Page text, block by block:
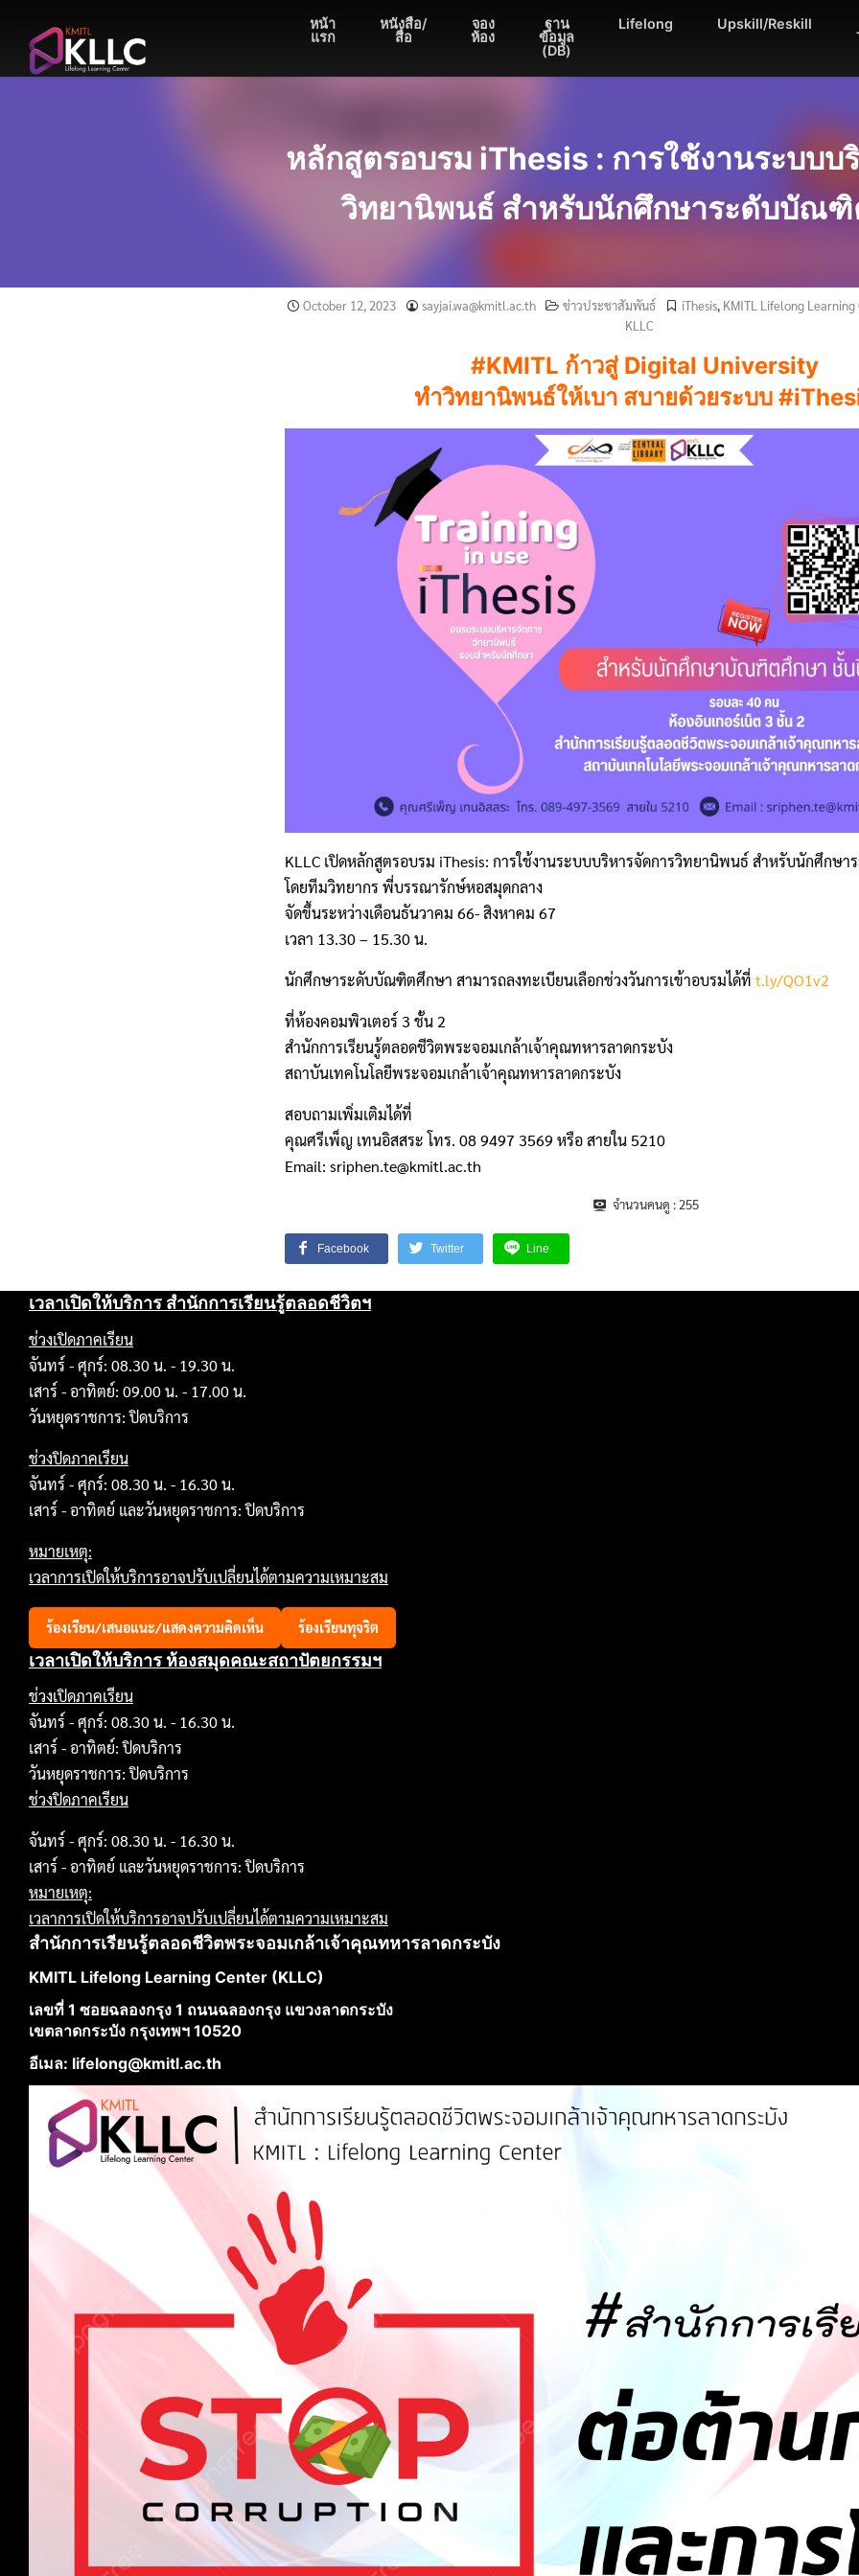
content
หน้า
แรก
หนังสือ/
สื่อ
จอง
ห้อง
ฐาน
ข้อมูล
(DB)
Lifelong Upskill/Reskill
หลักสูตรอบรม iThesis : การใช้งานระบบบ
วิทยานิพนธ์ สำหรับนักศึกษาระดับบัณ
October 12, 2023 sayjai.wa@kmitl.ac.th ข่าวประชาสัมพันธ์ iThesis, KMITL Lifelong Learning
KLLC
#KMITL ก้าวสู่ Digital University
ทำวิทยานิพนธ์ให้เบา สบายด้วยระบบ
KLLC เปิดหลักสูตรอบรม iThesis: การใช้งานระบบบริหารจัดการวิทยานิพนธ์ สำหรับนักศึกษ
โดยทีมวิทยากร พี่บรรณารักษ์หอสมุดกลาง
จัดขึ้นระหว่างเดือนธันวาคม 66- สิงหาคม 67
เวลา 13.30 – 15.30 น.
นักศึกษาระดับบัณฑิตศึกษา สามารถลงทะเบียนเลือกช่วงวันการเข้าอบรมได้ที่ t.ly/QO1v2
ที่ห้องคอมพิวเตอร์ 3 ชั้น 2
สำนักการเรียนรู้ตลอดชีวิตพระจอมเกล้าเจ้าคุณทหารลาดกระบัง
สถาบันเทคโนโลยีพระจอมเกล้าเจ้าคุณทหารลาดกระบัง
สอบถามเพิ่มเติมได้ที่
คุณศรีเพ็ญ เทนอิสสระ โทร. 08 9497 3569 หรือ สายใน 5210
Email: sriphen.te@kmitl.ac.th
จำนวนคนดู :255
Facebook Twitter Line
เวลาเปิดให้บริการ สำนักการเรียนรู้ตลอดชีวิตฯ
ช่วงเปิดภาคเรียน
จันทร์ - ศุกร์: 08.30 น. - 19.30 น.
เสาร์ - อาทิตย์: 09.00 น. - 17.00 น.
วันหยุดราชการ: ปิดบริการ
ช่วงปิดภาคเรียน
จันทร์ - ศุกร์: 08.30 น. - 16.30 น.
เสาร์ - อาทิตย์ และวันหยุดราชการ: ปิดบริการ
หมายเหตุ:
เวลาการเปิดให้บริการอาจปรับเปลี่ยนได้ตามความเหมาะสม
ร้องเรียน/เสนอแนะ/แสดงความคิดเห็น ร้องเรียนทุจริต
เวลาเปิดให้บริการ ห้องสมุดคณะสถาปัตยกรรมฯ
ช่วงเปิดภาคเรียน
จันทร์ - ศุกร์: 08.30 น. - 16.30 น.
เสาร์ - อาทิตย์: ปิดบริการ
วันหยุดราชการ: ปิดบริการ
ช่วงปิดภาคเรียน
จันทร์ - ศุกร์: 08.30 น. - 16.30 น.
เสาร์ - อาทิตย์ และวันหยุดราชการ: ปิดบริการ
หมายเหตุ:
เวลาการเปิดให้บริการอาจปรับเปลี่ยนได้ตามความเหมาะสม
สำนักการเรียนรู้ตลอดชีวิตพระจอมเกล้าเจ้าคุณทหารลาดกระบัง
KMITL Lifelong Learning Center (KLLC)
เลขที่ 1 ซอยฉลองกรุง 1 ถนนฉลองกรุง แขวงลาดกระบัง
เขตลาดกระบัง กรุงเทพฯ 10520
อีเมล: lifelong@kmitl.ac.th